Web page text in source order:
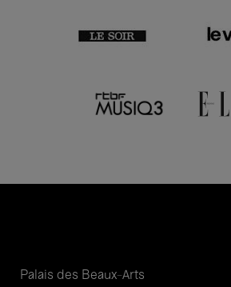
Palais des Beaux-Arts